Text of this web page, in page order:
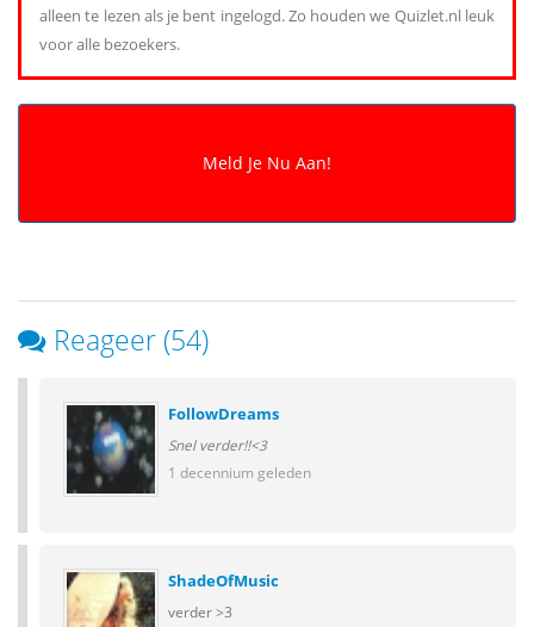
alleen te lezen als je bent ingelogd. Zo houden we Quizlet.nl leuk
voor alle bezoekers.
Reageer (54)
FollowDreams
Snel verder!!<3
1 decennium geleden
ShadeOfMusic
verder >3